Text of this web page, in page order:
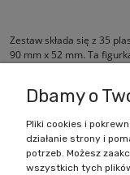
Zestaw składa się z 35
90 mm x 52 mm. Ta
Dbamy o
Pliki cookies i
działanie strony i
potrzeb. Możesz
wszystkich tych